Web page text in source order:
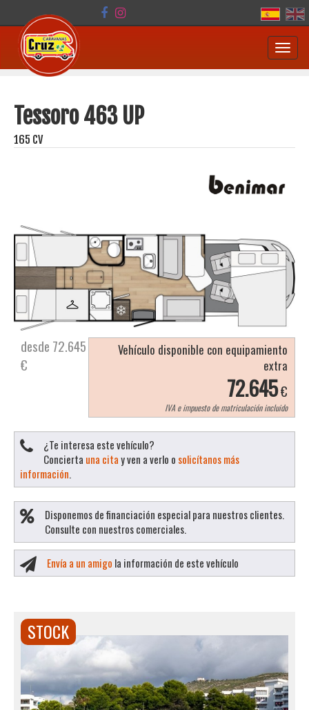
Tessoro 463 UP
165 CV
Vehículo disponible con equipamiento
extra
72.645€
IVA e impuesto de matriculación incluido
desde 72.645
€
¿Te interesa este vehículo?
Concierta una citay ven a verlo o solicítanos más
información.
Disponemos de financiación especial para nuestros clientes.
Consulte con nuestros comerciales.
Envía a un amigo la información de este vehículo
STOCK